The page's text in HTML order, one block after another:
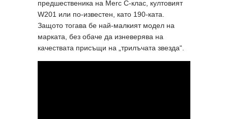
предшественика на Merc C-клас, култовият
W201 или по-известен, като 190-ката.
Защото тогава бе най-малкият модел на
марката, без обаче да изневерява на
качествата присъщи на „трилъчата звезда“.